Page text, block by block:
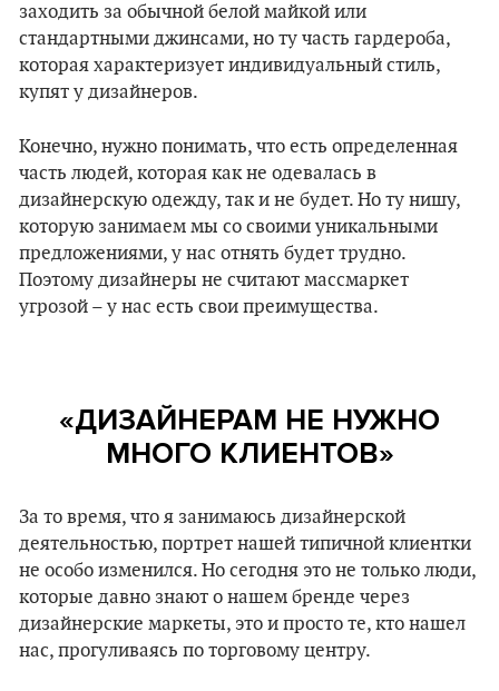
заходить за обычной белой майкой или
стандартными джинсами, но ту часть гардероба,
которая характеризует индивидуальный стиль,
купят у дизайнеров.
Конечно, нужно понимать, что есть определенная
часть людей, которая как не одевалась в
дизайнерскую одежду, так и не будет. Но ту нишу,
которую занимаем мы со своими уникальными
предложениями, у нас отнять будет трудно.
Поэтому дизайнеры не считают массмаркет
угрозой – у нас есть свои преимущества.
«ДИЗАЙНЕРАМ НЕ НУЖНО
МНОГО КЛИЕНТОВ»
За то время, что я занимаюсь дизайнерской
деятельностью, портрет нашей типичной клиентки
не особо изменился. Но сегодня это не только люди,
которые давно знают о нашем бренде через
дизайнерские маркеты, это и просто те, кто нашел
нас, прогуливаясь по торговому центру.